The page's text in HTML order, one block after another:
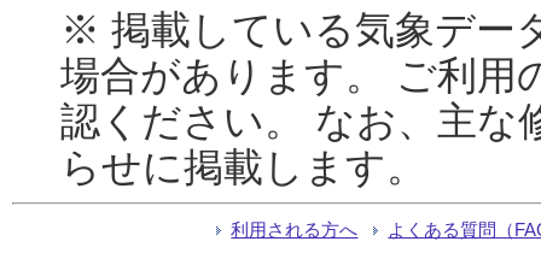
※ 掲載している気象デー
場合があります。 ご利用
認ください。 なお、主な
らせに掲載します。
利用される方へ よくある質問（